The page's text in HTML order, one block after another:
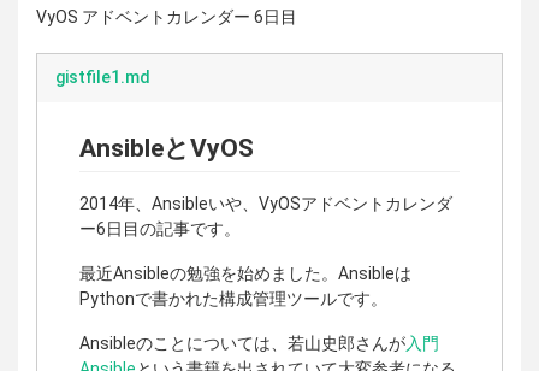
VyOS アドベントカレンダー 6日目
gistfile1.md
AnsibleとVyOS
2014年、Ansibleいや、VyOSアドベントカレンダ
ー6日目の記事です。
最近Ansibleの勉強を始めました。Ansibleは
Pythonで書かれた構成管理ツールです。
Ansibleのことについては、若山史郎さんが入門